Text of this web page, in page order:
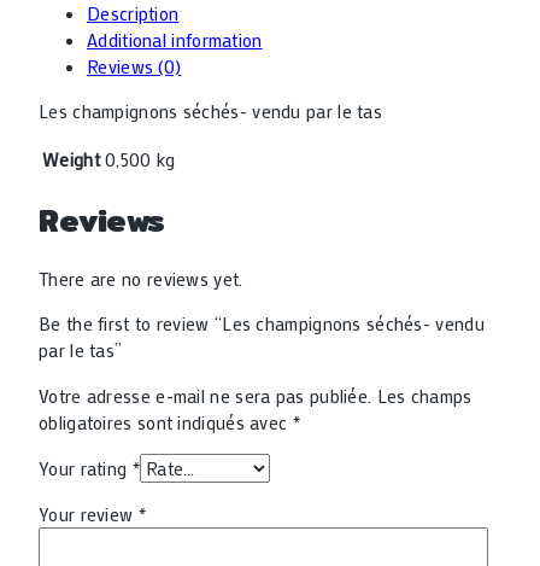
Description
Additional information
Reviews (0)
Les champignons séchés- vendu par le tas
Weight 0,500 kg
Reviews
There are no reviews yet.
Be the first to review “Les champignons séchés- vendu
par le tas”
Votre adresse e-mail ne sera pas publiée. Les champs
obligatoires sont indiqués avec *
Your rating *
Your review *